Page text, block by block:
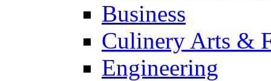
Business
Culinery Arts &
Engineering